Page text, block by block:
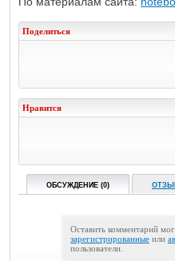
Поделиться
Нравится
ОБСУЖДЕНИЕ (0)
Оставить комментарий
зарегистрированные или
пользователи.